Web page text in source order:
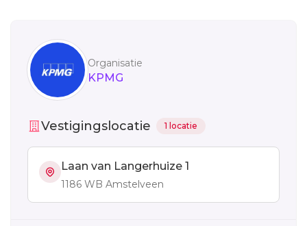
Organisatie
KPMG
Vestigingslocatie 1 locatie
Laan van Langerhuize 1
1186 WB Amstelveen